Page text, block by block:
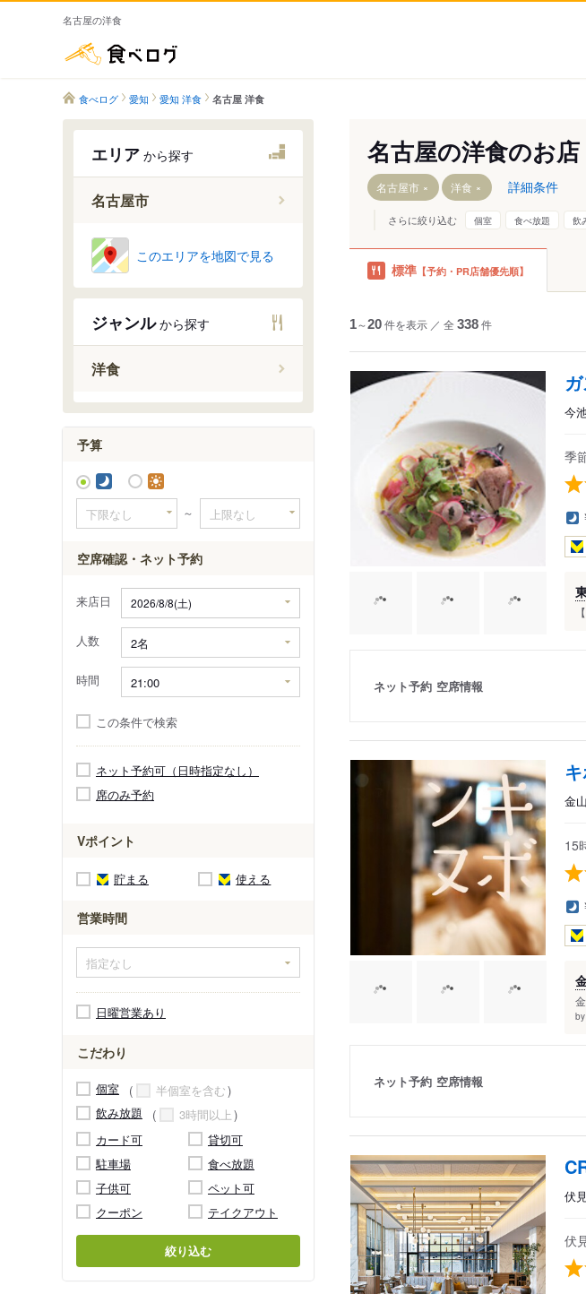
名古屋の洋食
食べログ 愛知 愛知 洋食 名古屋 洋食
エリア から探す
名古屋市
名古屋駅周辺
伏見・丸の内
新栄
大須・金山・鶴舞
千種・今池・池下
覚王山・本山・東山公園
御器所・いりなか・八事
このエリアを地図で見る
ジャンルから探す
洋食
予算
～
空席確認・ネット予約
来店日
人数
時間
この条件で検索
ネット予約可（日時指定なし）
席のみ予約
Vポイント
貯まる 使える
営業時間
日曜営業あり
こだわり
個室
半個室を含む
飲み放題
3時間以上
カード可
貸切可
駐車場
食べ放題
子供可
ペット可
クーポン
テイクアウト
絞り込む
名古屋の洋食のお店
名古屋市 洋食 詳細条件
さらに絞り込む 個室 食べ放題 飲
標準 【予約・PR店舗優先順】
1～20件を表示 ／ 全 338件
今
季
ネット予約 空席情報
金
15
by
ネット予約 空席情報
伏
伏